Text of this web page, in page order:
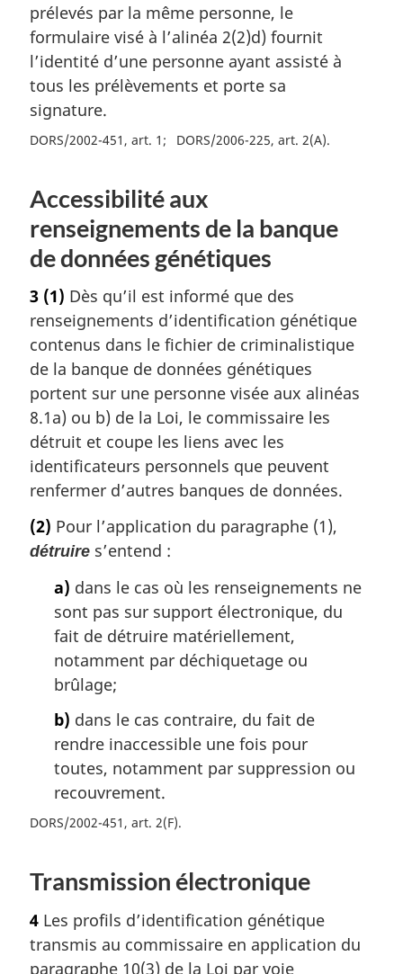
prélevés par la même personne, le
formulaire visé à l’alinéa 2(2)d) fournit
l’identité d’une personne ayant assisté à
tous les prélèvements et porte sa
signature.
DORS/2002-451, art. 1 DORS/2006-225, art. 2(A)
Accessibilité aux
renseignements de la banque
de données génétiques
3 (1) Dès qu’il est informé que des
renseignements d’identification génétique
contenus dans le fichier de criminalistique
de la banque de données génétiques
portent sur une personne visée aux alinéas
8.1a) ou b) de la Loi, le commissaire les
détruit et coupe les liens avec les
identificateurs personnels que peuvent
renfermer d’autres banques de données.
(2) Pour l’application du paragraphe (1),
détruire s’entend :
a) dans le cas où les renseignements ne
sont pas sur support électronique, du
fait de détruire matériellement,
notamment par déchiquetage ou
brûlage;
b) dans le cas contraire, du fait de
rendre inaccessible une fois pour
toutes, notamment par suppression ou
recouvrement.
DORS/2002-451, art. 2(F)
Transmission électronique
4 Les profils d’identification génétique
transmis au commissaire en application du
paragraphe 10(3) de la Loi par voie